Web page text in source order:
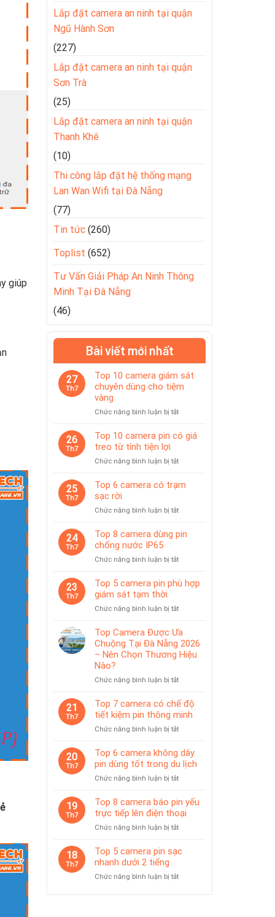
giúp
Lắp đặt camera an ninh tại quận
Ngũ Hành Sơn
(227)
Lắp đặt camera an ninh tại quận
Sơn Trà
(25)
Lắp đặt camera an ninh tại quận
Thanh Khê
(10)
Thi công lắp đặt hệ thống mạng
Lan Wan Wifi tại Đà Nẵng
(77)
Tin tức (260)
Toplist (652)
Tư Vấn Giải Pháp An Ninh Thông
Minh Tại Đà Nẵng
(46)
Bài viết mới nhất
27
Th7
Top 10 camera giám sát
chuyên dùng cho tiệm
vàng
Chức năng bình luận bị tắtở
10
camera
sát
dùng
26
Th7
Top 10 camera pin có giá
treo từ tính tiện lợi
Chức năng bình luận bị tắtở
10
có
treo
25
Th7
Top 6 camera có trạm
sạc rời
Chức năng bình luận bị tắtở
6
trạm
rời
24
Th7
Top 8 camera dùng pin
chống nước IP65
Chức năng bình luận bị tắtở
8
camera
pin
nước
IP65
23
Th7
Top 5 camera pin phù hợp
giám sát tạm thời
Chức năng bình luận bị tắtở
5
camera
pin
phù
giám
tạm
thời
Top Camera Được Ưa
Chuộng Tại Đà Nẵng 2026
– Nên Chọn Thương Hiệu
Nào?
Chức năng bình luận bị tắtở
Camera
Được
Chuộng
Đà
Nẵng
Chọn
Thương
Hiệu
21
Th7
Top 7 camera có chế độ
tiết kiệm pin thông minh
Chức năng bình luận bị tắtở
camera
chế
tiết
kiệm
20
Th7
Top 6 camera không dây
pin dùng tốt trong du lịch
Chức năng bình luận bị tắtở
6
camera
không
dây
dùng
19
Th7
Top 8 camera báo pin yếu
trực tiếp lên điện thoại
Chức năng bình luận bị tắtở
8
pin
18
Th7
Top 5 camera pin sạc
nhanh dưới 2 tiếng
Chức năng bình luận bị tắtở